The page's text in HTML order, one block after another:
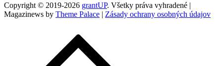
Copyright © 2019-2026 grantUP. Všetky práva vyhradené |
Magazinews by Theme Palace | Zásady ochrany osobných údajov